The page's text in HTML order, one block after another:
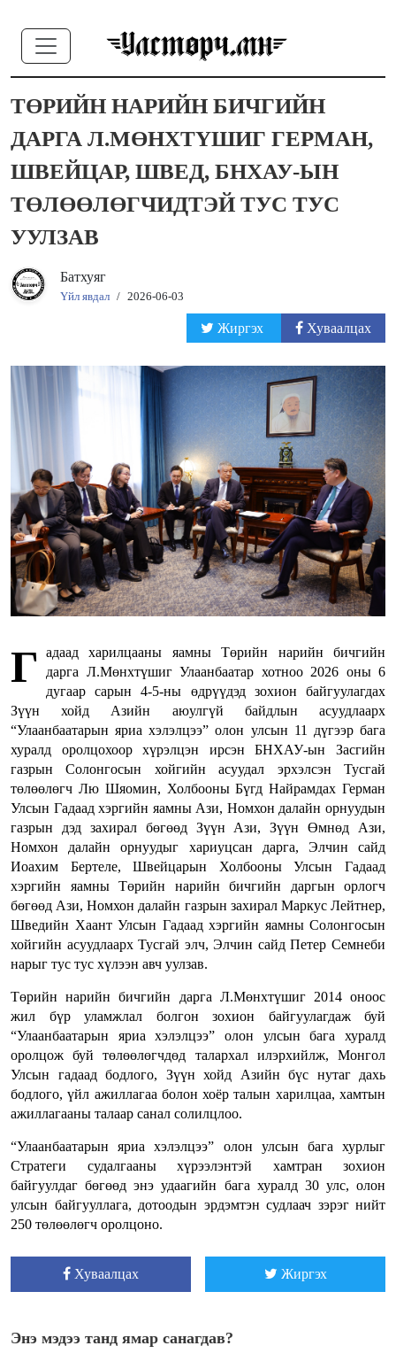
ТӨРИЙН НАРИЙН БИЧГИЙН
ДАРГА Л.МӨНХТҮШИГ ГЕРМАН,
ШВЕЙЦАР, ШВЕД, БНХАУ-ЫН
ТӨЛӨӨЛӨГЧИДТЭЙ ТУС ТУС
УУЛЗАВ
Батхуяг
Үйл явдал / 2026-06-03
Жиргэх Хуваалцах
Г
адаад харилцааны яамны Төрийн нарийн бичгийн
дарга Л.Мөнхтүшиг Улаанбаатар хотноо 2026 оны 6
дугаар сарын 4-5-ны өдрүүдэд зохион байгуулагдах
Зүүн хойд Азийн аюулгүй байдлын асуудлаарх
“Улаанбаатарын яриа хэлэлцээ” олон улсын 11 дүгээр бага
хуралд оролцохоор хүрэлцэн ирсэн БНХАУ-ын Засгийн
газрын Солонгосын хойгийн асуудал эрхэлсэн Тусгай
төлөөлөгч Лю Шяомин, Холбооны Бүгд Найрамдах Герман
Улсын Гадаад хэргийн яамны Ази, Номхон далайн орнуудын
газрын дэд захирал бөгөөд Зүүн Ази, Зүүн Өмнөд Ази,
Номхон далайн орнуудыг хариуцсан дарга, Элчин сайд
Иоахим Бертеле, Швейцарын Холбооны Улсын Гадаад
хэргийн яамны Төрийн нарийн бичгийн даргын орлогч
бөгөөд Ази, Номхон далайн газрын захирал Маркус Лейтнер,
Шведийн Хаант Улсын Гадаад хэргийн яамны Солонгосын
хойгийн асуудлаарх Тусгай элч, Элчин сайд Петер Семнеби
нарыг тус тус хүлээн авч уулзав.
Төрийн нарийн бичгийн дарга Л.Мөнхтүшиг 2014 оноос
жил бүр уламжлал болгон зохион байгуулагдаж буй
“Улаанбаатарын яриа хэлэлцээ” олон улсын бага хуралд
оролцож буй төлөөлөгчдөд талархал илэрхийлж, Монгол
Улсын гадаад бодлого, Зүүн хойд Азийн бүс нутаг дахь
бодлого, үйл ажиллагаа болон хоёр талын харилцаа, хамтын
ажиллагааны талаар санал солилцлоо.
“Улаанбаатарын яриа хэлэлцээ” олон улсын бага хурлыг
Стратеги судалгааны хүрээлэнтэй хамтран зохион
байгуулдаг бөгөөд энэ удаагийн бага хуралд 30 улс, олон
улсын байгууллага, дотоодын эрдэмтэн судлаач зэрэг нийт
250 төлөөлөгч оролцоно.
Хуваалцах Жиргэх
Энэ мэдээ танд ямар санагдав?